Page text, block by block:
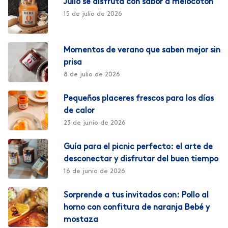
Julio se disfruta con sabor a melocotón
15 de julio de 2026
Momentos de verano que saben mejor sin
prisa
8 de julio de 2026
Pequeños placeres frescos para los días
de calor
23 de junio de 2026
Guía para el picnic perfecto: el arte de
desconectar y disfrutar del buen tiempo
16 de junio de 2026
Sorprende a tus invitados con: Pollo al
horno con confitura de naranja Bebé y
mostaza